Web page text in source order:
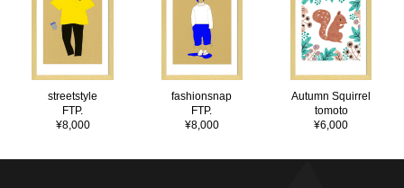
streetstyle
FTP.
¥8,000
fashionsnap
FTP.
¥8,000
Autumn Squirrel
tomoto
¥6,000